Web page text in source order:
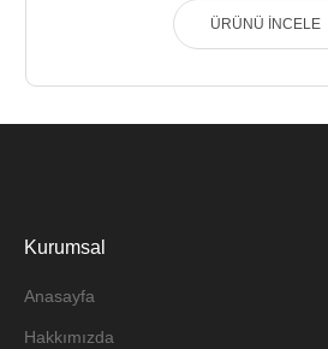
ÜRÜNÜ İNCELE
Kurumsal
Anasayfa
Hakkımızda